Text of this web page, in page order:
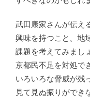
武田康家さんが伝え
興味を持つこと。地
課題を考えてみまし
京都民不足を対処で
いろいろな脅威が残
見て見ぬ振りができ